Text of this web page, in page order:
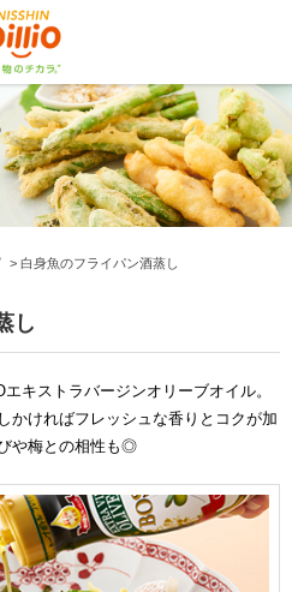
白身魚のフライパン酒蒸し
し
キストラバージンオリーブオイル。
かければフレッシュな香りとコクが加
や梅との相性も◎